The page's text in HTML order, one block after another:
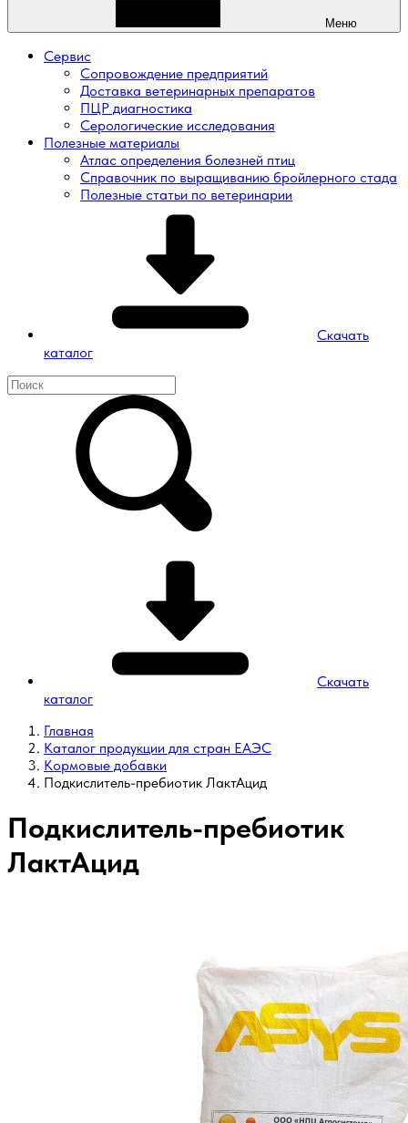
Меню
Сервис
Сопровождение предприятий
Доставка ветеринарных препаратов
ПЦР диагностика
Серологические исследования
Полезные материалы
Атлас определения болезней птиц
Справочник по выращиванию бройлерного стада
Полезные статьи по ветеринарии
Скачать
каталог
Скачать
каталог
Главная
Каталог продукции для стран ЕАЭС
Кормовые добавки
Подкислитель-пребиотик ЛактАцид
Подкислитель-пребиотик
ЛактАцид